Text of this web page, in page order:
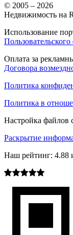
© 2005 – 2026
Недвижимость на
Использование
Оплата за
Договора
Политика
Политика в
Настройка файлов
Раскрытие
Наш рейтинг: 4.88